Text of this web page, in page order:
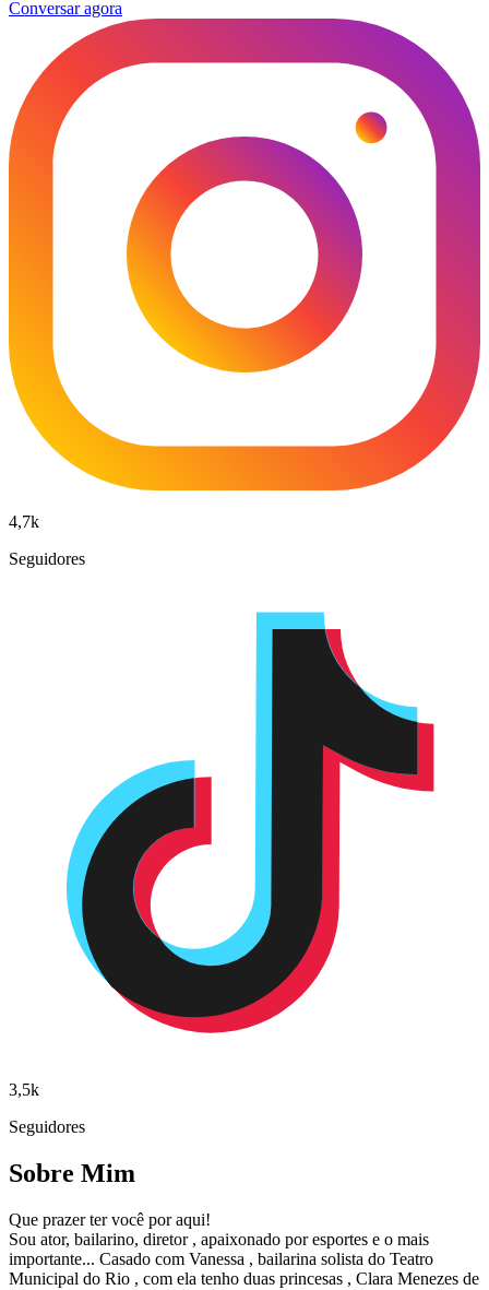
Conversar agora
4,7k
Seguidores
3,5k
Seguidores
Sobre Mim
Que prazer ter você por aqui!
Sou ator, bailarino, diretor , apaixonado por esportes e o mais
importante... Casado com Vanessa , bailarina solista do Teatro
Municipal do Rio , com ela tenho duas princesas , Clara Menezes de